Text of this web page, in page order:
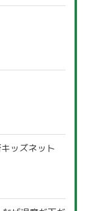
ッズネット